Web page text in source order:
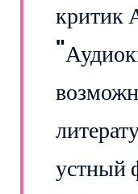
критик
устный